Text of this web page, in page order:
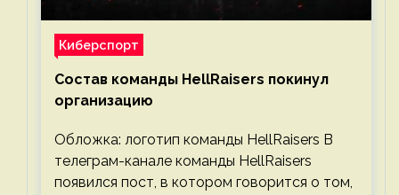
Киберспорт
Состав команды HellRaisers покинул
организацию
Обложка: логотип команды HellRaisers В
телеграм-канале команды HellRaisers
появился пост, в котором говорится о том,